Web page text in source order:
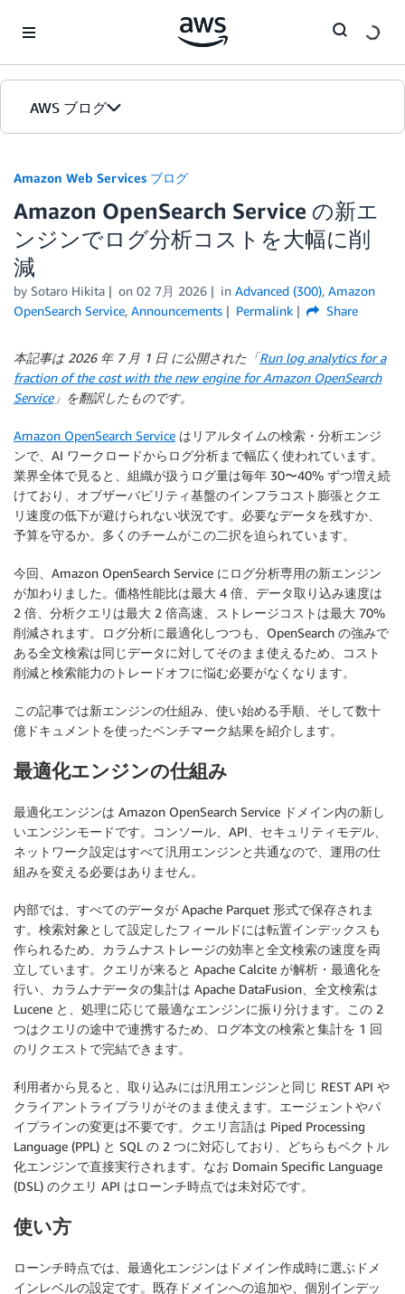
AWS ブログ
カテゴリ
エディション
Amazon Web Services ブログ
Amazon OpenSearch Service の新エ
ンジンでログ分析コストを大幅に削
減
by Sotaro Hikita on 02 7月 2026 in Advanced (300), Amazon
OpenSearch Service, Announcements Permalink Share
本記事は 2026 年 7 月 1 日 に公開された「Run log analytics for a
fraction of the cost with the new engine for Amazon OpenSearch
Service」を翻訳したものです。
Amazon OpenSearch Service はリアルタイムの検索・分析エンジ
ンで、AI ワークロードからログ分析まで幅広く使われています。
業界全体で見ると、組織が扱うログ量は毎年 30〜40% ずつ増え続
けており、オブザーバビリティ基盤のインフラコスト膨張とクエ
リ速度の低下が避けられない状況です。必要なデータを残すか、
予算を守るか。多くのチームがこの二択を迫られています。
今回、Amazon OpenSearch Service にログ分析専用の新エンジン
が加わりました。価格性能比は最大 4 倍、データ取り込み速度は
2 倍、分析クエリは最大 2 倍高速、ストレージコストは最大 70%
削減されます。ログ分析に最適化しつつも、OpenSearch の強みで
ある全文検索は同じデータに対してそのまま使えるため、コスト
削減と検索能力のトレードオフに悩む必要がなくなります。
この記事では新エンジンの仕組み、使い始める手順、そして数十
億ドキュメントを使ったベンチマーク結果を紹介します。
最適化エンジンの仕組み
最適化エンジンは Amazon OpenSearch Service ドメイン内の新し
いエンジンモードです。コンソール、API、セキュリティモデル、
ネットワーク設定はすべて汎用エンジンと共通なので、運用の仕
組みを変える必要はありません。
内部では、すべてのデータが Apache Parquet 形式で保存されま
す。検索対象として設定したフィールドには転置インデックスも
作られるため、カラムナストレージの効率と全文検索の速度を両
立しています。クエリが来ると Apache Calcite が解析・最適化を
行い、カラムナデータの集計は Apache DataFusion、全文検索は
Lucene と、処理に応じて最適なエンジンに振り分けます。この 2
つはクエリの途中で連携するため、ログ本文の検索と集計を 1 回
のリクエストで完結できます。
利用者から見ると、取り込みには汎用エンジンと同じ REST API や
クライアントライブラリがそのまま使えます。エージェントやパ
イプラインの変更は不要です。クエリ言語は Piped Processing
Language (PPL) と SQL の 2 つに対応しており、どちらもベクトル
化エンジンで直接実行されます。なお Domain Specific Language
(DSL) のクエリ API はローンチ時点では未対応です。
使い方
ローンチ時点では、最適化エンジンはドメイン作成時に選ぶドメ
インレベルの設定です。既存ドメインへの追加や、個別インデッ